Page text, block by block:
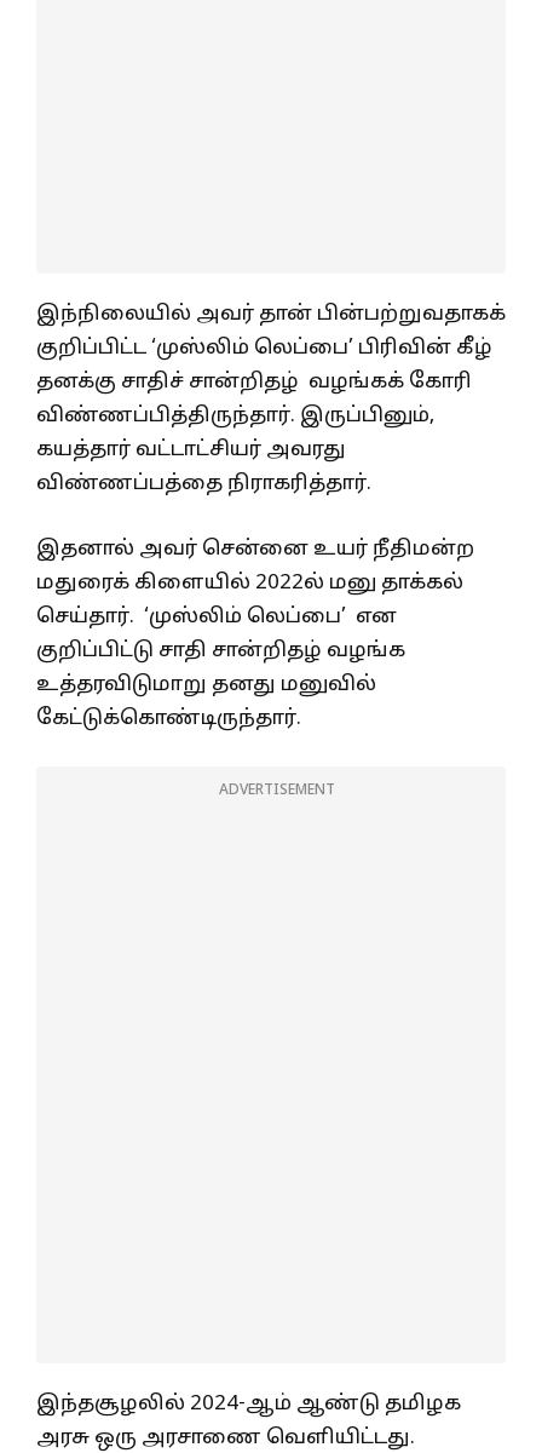
இந்நிலையில் அவர் தான் பின்பற்றுவதாகக்
குறிப்பிட்ட ‘முஸ்லிம் லெப்பை’ பிரிவின் கீழ்
தனக்கு சாதிச் சான்றிதழ் வழங்கக் கோரி
விண்ணப்பித்திருந்தார். இருப்பினும்,
கயத்தார் வட்டாட்சியர் அவரது
விண்ணப்பத்தை நிராகரித்தார்.
இதனால் அவர் சென்னை உயர் நீதிமன்ற
மதுரைக் கிளையில் 2022ல் மனு தாக்கல்
செய்தார். ‘முஸ்லிம் லெப்பை’ என
குறிப்பிட்டு சாதி சான்றிதழ் வழங்க
உத்தரவிடுமாறு தனது மனுவில்
கேட்டுக்கொண்டிருந்தார்.
ADVERTISEMENT
இந்தசூழலில் 2024-ஆம் ஆண்டு தமிழக
அரசு ஒரு அரசாணை வெளியிட்டது.